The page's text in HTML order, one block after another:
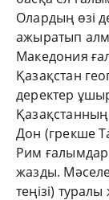
Олардың өзі
ажыратып
Македония
Қазақстан
деректер
Дон (грекше
Рим
жазды.
теңізі)